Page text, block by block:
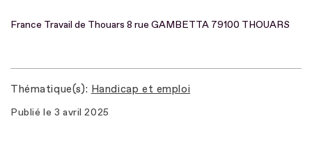
France Travail de Thouars 8 rue GAMBETTA 79100 THOUARS
Thématique(s) Handicap et emploi
Publié le 3 avril 2025